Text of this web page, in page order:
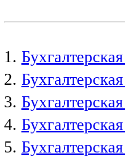
1.
2.
3.
4.
5.